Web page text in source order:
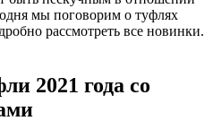
мы поговорим о туфлях
рассмотреть все новинки.
2021 года со